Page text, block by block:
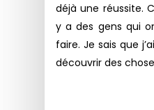
déjà une réussite.
y a des gens qui
faire. Je sais que
découvrir des